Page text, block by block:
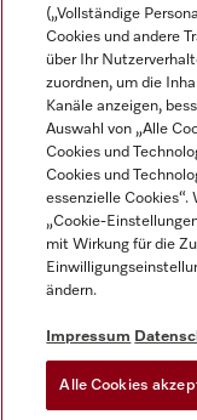
Impressum
AGB
Datenschutz
Nutzungsbedingungen
Gesetzen über
Cookie-Einstellungen
Miele auf Instagram
Miele auf
(„Vollständige
Cookies und andere
über Ihr
zuordnen, um die
Kanäle anzeigen,
Auswahl von „Alle
Cookies und
Cookies und
essenzielle
„Cookie-
mit Wirkung für die
ändern.
Impressum
Alle Cookies